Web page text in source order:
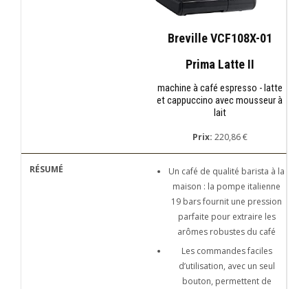
Breville VCF108X-01
Prima Latte II
machine à café espresso - latte
et cappuccino avec mousseur à
lait
Prix: 220,86 €
Un café de qualité barista à la
maison : la pompe italienne
19 bars fournit une pression
parfaite pour extraire les
arômes robustes du café
Les commandes faciles
d’utilisation, avec un seul
bouton, permettent de